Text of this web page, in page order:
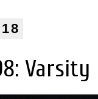
Varsity